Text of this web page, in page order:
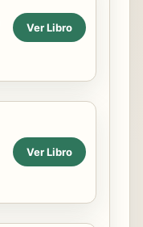
Ver Libro
Ver Libro